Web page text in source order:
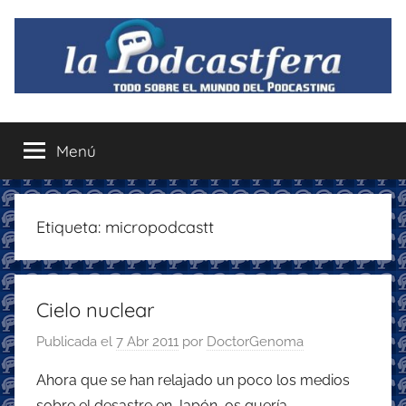
contenido
La
Podcastfera
el
mundo
del
podcasting
recomendaciones
disfrutar
podcastfera
Menú
Etiqueta: micropodcastt
Cielo nuclear
Publicada el 7 Abr 2011 por DoctorGenoma
Ahora que se han relajado un poco los medios